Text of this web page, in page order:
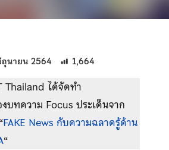
นายน 2564 แก้ไขล่าสุดเมื่อ:
1,664
Thailand ได้จัดทำ
บทความ Focus ประเด็นจาก
FAKE News กับความฉลาดรู้ด้าน
“